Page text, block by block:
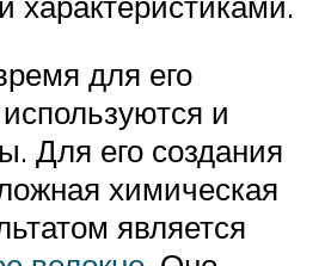
для его
и
Для его создания
химическая
является